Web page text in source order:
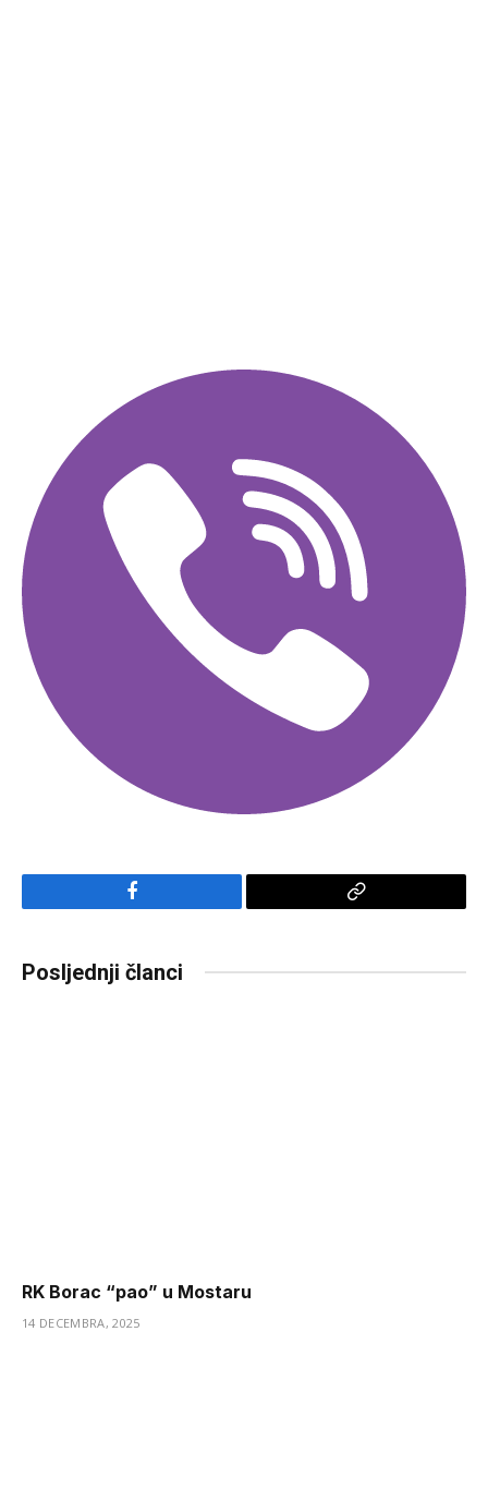
Facebook
Copy
Posljednji članci
RK Borac “pao” u Mostaru
14 DECEMBRA, 2025